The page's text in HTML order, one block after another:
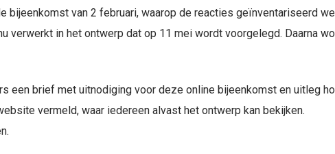
bijeenkomst van 2 februari, waarop de reacties geïnventariseerd
verwerkt in het ontwerp dat op 11 mei wordt voorgelegd. Daarna
een brief met uitnodiging voor deze online bijeenkomst en uitleg
vermeld, waar iedereen alvast het ontwerp kan bekijken.